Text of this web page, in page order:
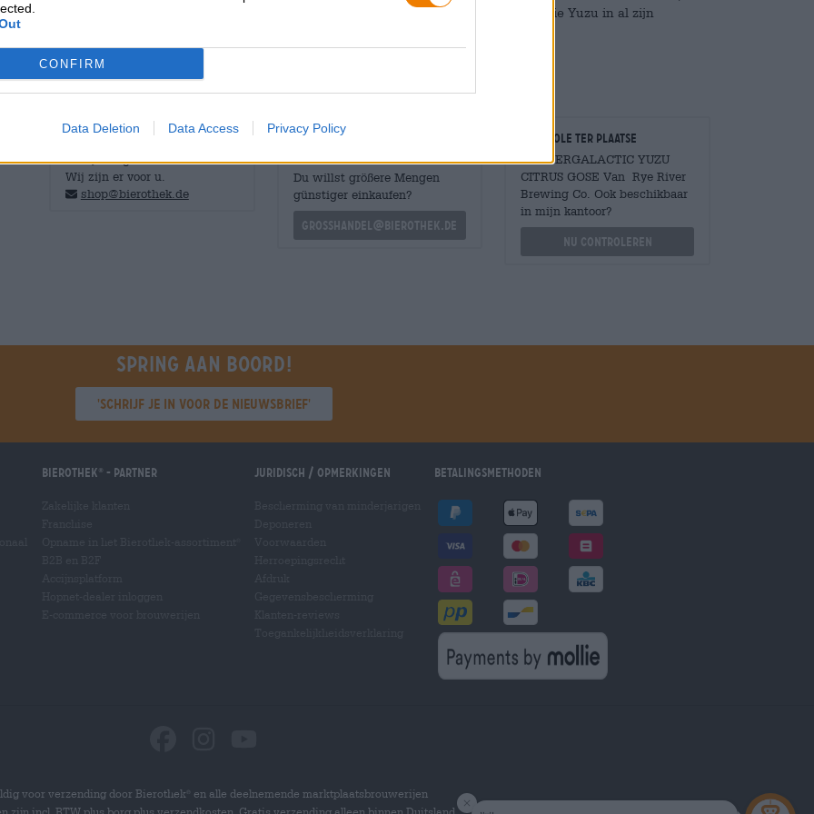
CONFIRM
Data Deletion Data Access Privacy Policy
citrusfrisse aroma’s. Rye Rivers Intergalactic Yuzu is een goed afgeronde Gose die Yuzu in al zijn
GRATIS BIERCONSULT
Heb je vragen over dit bier?
Wij zijn er voor u.
shop@bierothek.de
handelaren of
Du willst größere Mengen
günstiger einkaufen?
grosshandel@bierothek.de
Controle ter plaatse
Is INTERGALACTIC YUZU
CITRUS GOSE Van Rye River
Brewing Co. Ook beschikbaar
in mijn kantoor?
Nu controleren
Spring aan boord!
'Schrijf je in voor de nieuwsbrief'
Bierothek - Partner Juridisch / Opmerkingen Betalingsmethoden
voor verzending door Bierothek
en alle deelnemende marktplaatsbrouwerijen
zijn incl. BTW plus borg plus verzendkosten. Gratis verzending alleen binnen Duitsland.